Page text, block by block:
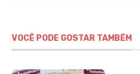
VOCÊ PODE GOSTAR TAMBÉM